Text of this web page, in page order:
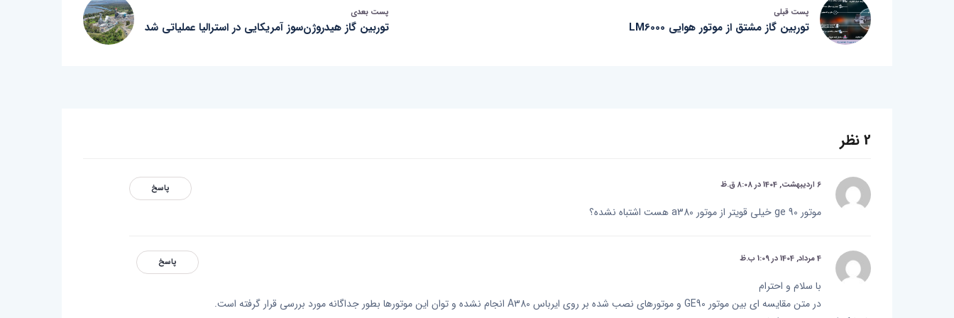
پست قبلی
توربین گاز مشتق از موتور هوایی LM6000
پست بعدی
توربین گاز هیدروژن‌سوز آمریکایی در استرالیا عملیاتی شد
2 نظر
پاسخ 6 اردیبهشت, 1404 در 8:08 ق.ظ
موتور ge 90 خیلی قویتر از موتور a380 هست اشتباه نشده؟
پاسخ 4 مرداد, 1404 در 1:09 ب.ظ
با سلام و احترام
در متن مقایسه ای بین موتور GE90 و موتورهای نصب شده بر روی ایرباس A380 انجام نشده و توان این موتورها بطور جداگانه مورد بررسی قرار گرفته است.